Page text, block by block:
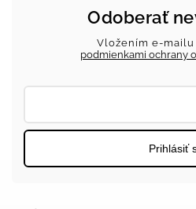
Odoberať
Vložením e-mailu
podmienkami ochrany
Prihlásiť